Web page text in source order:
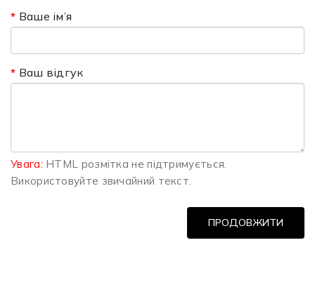
Ваше ім’я
Ваш відгук
Увага: HTML розмітка не підтримується.
Використовуйте звичайний текст.
ПРОДОВЖИТИ